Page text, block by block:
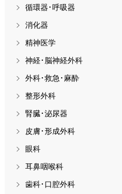
循環器･呼吸器
消化器
精神医学
神経･脳神経外科
外科･救急･麻酔
整形外科
腎臓･泌尿器
皮膚･形成外科
眼科
耳鼻咽喉科
歯科･口腔外科